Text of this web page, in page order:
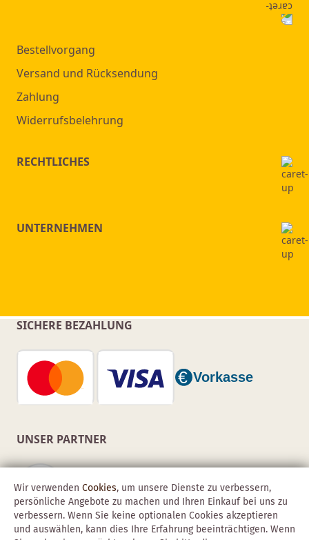
Bestellvorgang
Versand und Rücksendung
Zahlung
Widerrufsbelehrung
RECHTLICHES
UNTERNEHMEN
SICHERE BEZAHLUNG
UNSER PARTNER
Wir verwenden Cookies, um unsere Dienste zu verbessern,
persönliche Angebote zu machen und Ihren Einkauf bei uns zu
verbessern. Wenn Sie keine optionalen Cookies akzeptieren
und auswählen, kann dies Ihre Erfahrung beeinträchtigen. Wenn